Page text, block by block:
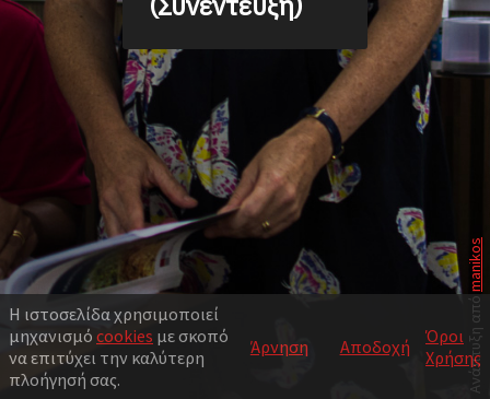
Η ιστοσελίδα χρησιμοποιεί
μηχανισμό cookies με σκοπό
να επιτύχει την καλύτερη
πλοήγησή σας.
Άρνηση Αποδοχή
Όροι
Χρήσης
Ανάπτυξη από
manikos